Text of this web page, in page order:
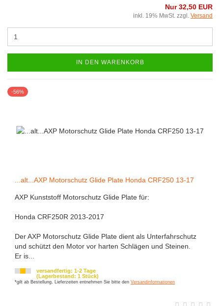
Nur 32,50 EUR
inkl. 19% MwSt. zzgl. Versand
IN DEN WARENKORB
-56%
...alt...AXP Motorschutz Glide Plate Honda CRF250 13-17
AXP Kunststoff Motorschutz Glide Plate für:
Honda CRF250R 2013-2017
Der AXP Motorschutz Glide Plate dient als Unterfahrschutz
und schützt den Motor vor harten Schlägen und Steinen.
Er is...
versandfertig: 1-2 Tage
(Lagerbestand: 1 Stück)
*gilt ab Bestellung. Lieferzeiten entnehmen Sie bitte den Versandinformationen